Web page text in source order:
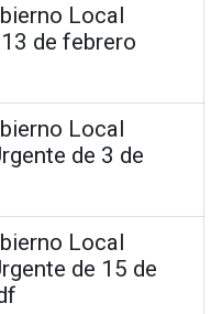
Local
de febrero
Local
de 3 de
Local
de 15 de